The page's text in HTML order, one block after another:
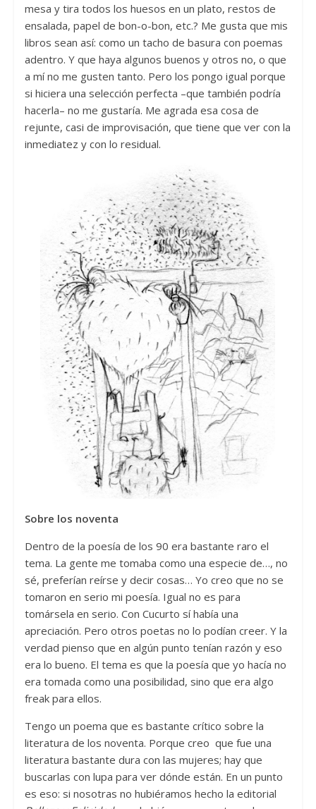
mesa y tira todos los huesos en un plato, restos de
ensalada, papel de bon-o-bon, etc.? Me gusta que mis
libros sean así: como un tacho de basura con poemas
adentro. Y que haya algunos buenos y otros no, o que
a mí no me gusten tanto. Pero los pongo igual porque
si hiciera una selección perfecta –que también podría
hacerla– no me gustaría. Me agrada esa cosa de
rejunte, casi de improvisación, que tiene que ver con la
inmediatez y con lo residual.
Sobre los noventa
Dentro de la poesía de los 90 era bastante raro el
tema. La gente me tomaba como una especie de…, no
sé, preferían reírse y decir cosas… Yo creo que no se
tomaron en serio mi poesía. Igual no es para
tomársela en serio. Con Cucurto sí había una
apreciación. Pero otros poetas no lo podían creer. Y la
verdad pienso que en algún punto tenían razón y eso
era lo bueno. El tema es que la poesía que yo hacía no
era tomada como una posibilidad, sino que era algo
freak para ellos.
Tengo un poema que es bastante crítico sobre la
literatura de los noventa. Porque creo que fue una
literatura bastante dura con las mujeres; hay que
buscarlas con lupa para ver dónde están. En un punto
es eso: si nosotras no hubiéramos hecho la editorial